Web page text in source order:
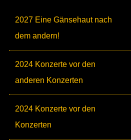
2027 Eine Gänsehaut nach
dem andern!
2024 Konzerte vor den
anderen Konzerten
2024 Konzerte vor den
Konzerten